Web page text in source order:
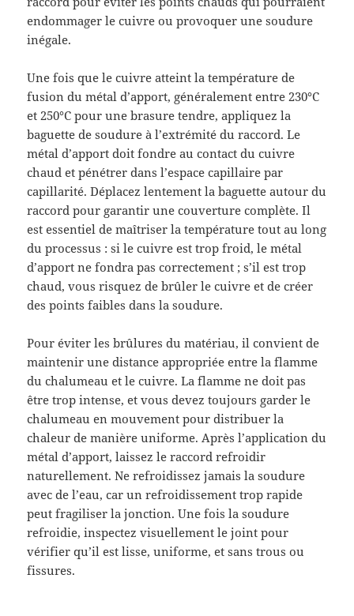
endommager le cuivre ou provoquer une soudure
inégale.
Une fois que le cuivre atteint la température de
fusion du métal d’apport, généralement entre 230°C
et 250°C pour une brasure tendre, appliquez la
baguette de soudure à l’extrémité du raccord. Le
métal d’apport doit fondre au contact du cuivre
chaud et pénétrer dans l’espace capillaire par
capillarité. Déplacez lentement la baguette autour du
raccord pour garantir une couverture complète. Il
est essentiel de maîtriser la température tout au long
du processus : si le cuivre est trop froid, le métal
d’apport ne fondra pas correctement ; s’il est trop
chaud, vous risquez de brûler le cuivre et de créer
des points faibles dans la soudure.
Pour éviter les brûlures du matériau, il convient de
maintenir une distance appropriée entre la flamme
du chalumeau et le cuivre. La flamme ne doit pas
être trop intense, et vous devez toujours garder le
chalumeau en mouvement pour distribuer la
chaleur de manière uniforme. Après l’application du
métal d’apport, laissez le raccord refroidir
naturellement. Ne refroidissez jamais la soudure
avec de l’eau, car un refroidissement trop rapide
peut fragiliser la jonction. Une fois la soudure
refroidie, inspectez visuellement le joint pour
vérifier qu’il est lisse, uniforme, et sans trous ou
fissures.